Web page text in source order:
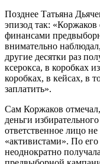
Позднее Татьяна
эпизод так: «Коржаков
финансами
внимательно
другие десятки раз
ксерокса, в коробках
коробках, в кейсах, в
заплатить».
Сам Коржаков отмечал,
деньги
ответственное лицо
«активистами». По
неоднократно